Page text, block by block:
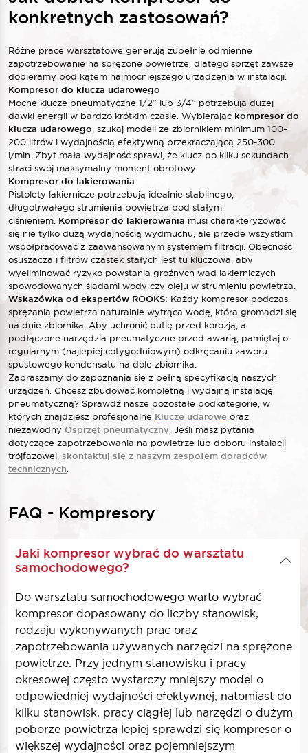
konkretnych zastosowań?
Różne prace warsztatowe generują zupełnie odmienne
zapotrzebowanie na sprężone powietrze, dlatego sprzęt zawsze
dobieramy pod kątem najmocniejszego urządzenia w instalacji.
Kompresor do klucza udarowego
Mocne klucze pneumatyczne 1/2” lub 3/4” potrzebują dużej
dawki energii w bardzo krótkim czasie. Wybierając kompresor do
klucza udarowego , szukaj modeli ze zbiornikiem minimum 100–
200 litrów i wydajnością efektywną przekraczającą 250-300
l/min. Zbyt mała wydajność sprawi, że klucz po kilku sekundach
straci swój maksymalny moment obrotowy.
Kompresor do lakierowania
Pistolety lakiernicze potrzebują idealnie stabilnego,
długotrwałego strumienia powietrza pod stałym
ciśnieniem. Kompresor do lakierowania musi charakteryzować
się nie tylko dużą wydajnością wydmuchu, ale przede wszystkim
współpracować z zaawansowanym systemem filtracji. Obecność
osuszacza i filtrów cząstek stałych jest tu kluczowa, aby
wyeliminować ryzyko powstania groźnych wad lakierniczych
spowodowanych śladami wody czy oleju w strumieniu powietrza.
Wskazówka od ekspertów ROOKS: Każdy kompresor podczas
sprężania powietrza naturalnie wytrąca wodę, która gromadzi się
na dnie zbiornika. Aby uchronić butlę przed korozją, a
podłączone narzędzia pneumatyczne przed awarią, pamiętaj o
regularnym (najlepiej cotygodniowym) odkręcaniu zaworu
spustowego kondensatu na dole zbiornika.
Zapraszamy do zapoznania się z pełną specyfikacją naszych
urządzeń. Chcesz zbudować kompletną i wydajną instalację
pneumatyczną? Sprawdź nasze pozostałe podkategorie, w
których znajdziesz profesjonalne Klucze udarowe oraz
niezawodny Osprzęt pneumatyczny . Jeśli masz pytania
dotyczące zapotrzebowania na powietrze lub doboru instalacji
trójfazowej, skontaktuj się z naszym zespołem doradców
technicznych
FAQ - Kompresory
Jaki kompresor wybrać do warsztatu
samochodowego?
Do warsztatu samochodowego warto wybrać
kompresor dopasowany do liczby stanowisk,
rodzaju wykonywanych prac oraz
zapotrzebowania używanych narzędzi na sprężone
powietrze. Przy jednym stanowisku i pracy
okresowej często wystarczy mniejszy model o
odpowiedniej wydajności efektywnej, natomiast do
kilku stanowisk, pracy ciągłej lub narzędzi o dużym
poborze powietrza lepiej sprawdzi się kompresor o
większej wydajności oraz pojemniejszym